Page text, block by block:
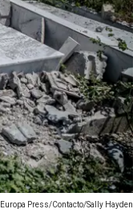
Europa Press/Contacto/Sally Hayden